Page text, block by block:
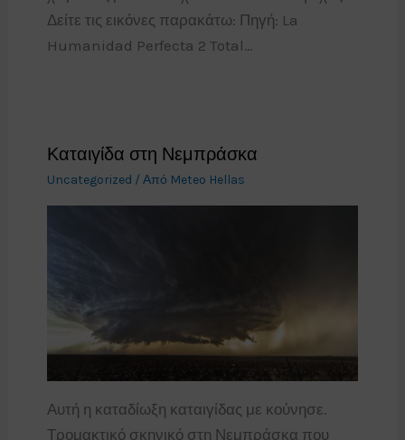
Δείτε τις εικόνες παρακάτω: Πηγή: La
Humanidad Perfecta 2 Total…
Καταιγίδα στη Νεμπράσκα
Uncategorized / Από Meteo Hellas
Αυτή η καταδίωξη καταιγίδας με κούνησε.
Τρομακτικό σκηνικό στη Νεμπράσκα που